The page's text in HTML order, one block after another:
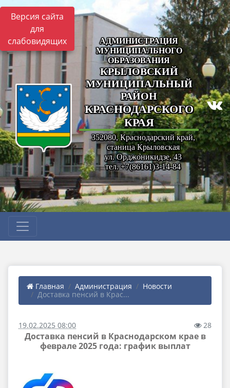
Версия сайта
для
слабовидящих
АДМИНИСТРАЦИЯ
МУНИЦИПАЛЬНОГО
ОБРАЗОВАНИЯ
КРЫЛОВСКИЙ
МУНИЦИПАЛЬНЫЙ
РАЙОН
КРАСНОДАРСКОГО
КРАЯ
352080, Краснодарский край,
станица Крыловская
ул. Орджоникидзе, 43
тел. +7(86161)3-14-84
Главная Администрация
Новости
Доставка пенсий в Крас...
19.02.2025 08:00 28
Доставка пенсий в Краснодарском крае в
феврале 2025 года: график выплат